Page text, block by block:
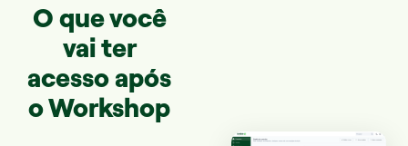
O que você
vai ter
acesso após
o Workshop